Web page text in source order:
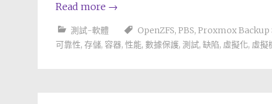
Read more →
測試-軟體 OpenZFS, PBS, Proxmox Backup
可靠性, 存儲, 容器, 性能, 數據保護, 測試, 缺陷, 虛擬化, 虛擬